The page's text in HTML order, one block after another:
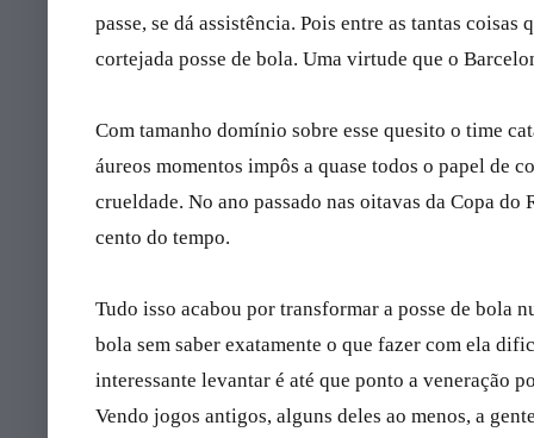
passe, se dá assistência. Pois entre as tantas
cortejada posse de bola. Uma virtude que o
Com tamanho domínio sobre esse quesito o time
áureos momentos impôs a quase todos o papel de
crueldade. No ano passado nas oitavas da Copa
cento do tempo.
Tudo isso acabou por transformar a posse de bola
bola sem saber exatamente o que fazer com ela
interessante levantar é até que ponto a veneração
Vendo jogos antigos, alguns deles ao menos, a